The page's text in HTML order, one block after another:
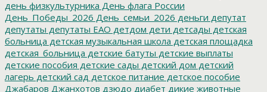
день физкультурника День флага России
День_Победы_2026 День_семьи_2026 деньги депутат
депутаты депутаты ЕАО детдом дети детсады детская
больница детская музыкальная школа детская площадка
детская_больница детские батуты детские выплаты
детские пособия детские сады детский дом детский
лагерь детский сад детское питание детское пособие
Джабаров Джанхотов дзюдо диабет дикие животные